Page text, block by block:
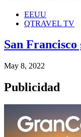
EEUU
QTRAVEL TV
San
May 8, 2022
Publicidad